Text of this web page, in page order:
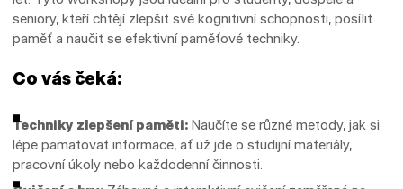
seniory, kteří chtějí zlepšit své kognitivní schopnosti, posílit
paměť a naučit se efektivní paměťové techniky.
Co vás čeká:
Techniky zlepšení paměti: Naučíte se různé metody, jak si
lépe pamatovat informace, ať už jde o studijní materiály,
pracovní úkoly nebo každodenní činnosti.